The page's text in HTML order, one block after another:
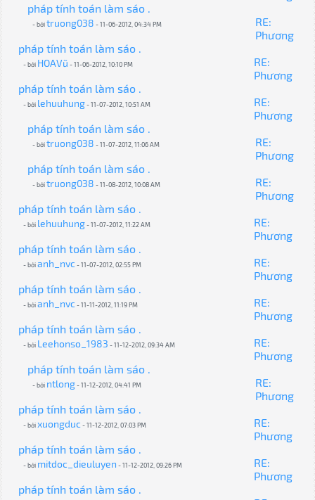
pháp tính toán làm sáo .
- bởitruong038 - 11-06-2012, 04:34 PM
RE:
Phương
pháp tính toán làm sáo .
- bởi HOAVũ - 11-06-2012, 10:10 PM
RE:
Phương
pháp tính toán làm sáo .
- bởi lehuuhung- 11-07-2012, 10:51 AM
RE:
Phương
pháp tính toán làm sáo .
- bởitruong038 - 11-07-2012, 11:06 AM
RE:
Phương
pháp tính toán làm sáo .
- bởitruong038 - 11-08-2012, 10:08 AM
RE:
Phương
pháp tính toán làm sáo .
- bởi lehuuhung- 11-07-2012, 11:22 AM
RE:
Phương
pháp tính toán làm sáo .
- bởianh_nvc- 11-07-2012, 02:55 PM
RE:
Phương
pháp tính toán làm sáo .
- bởianh_nvc- 11-11-2012, 11:19 PM
RE:
Phương
pháp tính toán làm sáo .
- bởi Leehonso_1983 - 11-12-2012, 09:34 AM
RE:
Phương
pháp tính toán làm sáo .
- bởi ntlong- 11-12-2012, 04:41 PM
RE:
Phương
pháp tính toán làm sáo .
- bởixuongduc- 11-12-2012, 07:03 PM
RE:
Phương
pháp tính toán làm sáo .
- bởi mitdoc_dieuluyen - 11-12-2012, 09:26 PM
RE:
Phương
pháp tính toán làm sáo .